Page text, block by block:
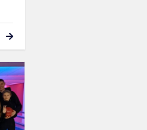
Smagu
pabūti